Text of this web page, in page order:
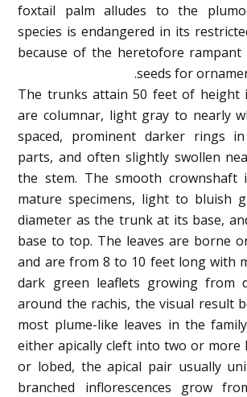
foxtail palm alludes to the
species is endangered in its
because of the heretofore
seeds for
The trunks attain 50 feet of height
are columnar, light gray to nearly
spaced, prominent darker rings
parts, and often slightly swollen
the stem. The smooth
mature specimens, light to bluish
diameter as the trunk at its base,
base to top. The leaves are borne
and are from 8 to 10 feet long with
dark green leaflets growing from
around the rachis, the visual result
most plume-like leaves in the
either apically cleft into two or more
or lobed, the apical pair usually
branched inflorescences grow